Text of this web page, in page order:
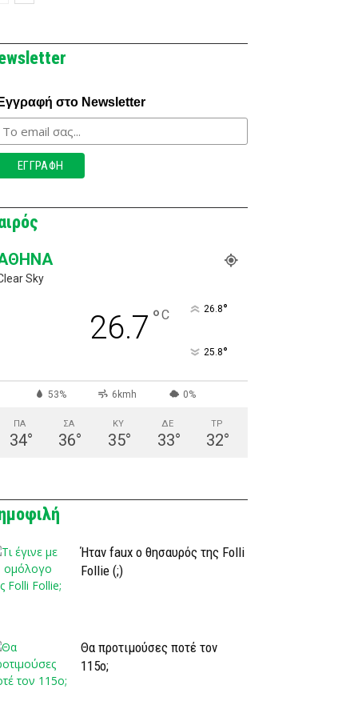
στο Newsletter
Sky
26.7 °C 26.8°
25.8°
53% 6kmh 0%
ΠΑ
34°
ΣΑ
36°
ΚΥ
35°
ΔΕ
33°
ΤΡ
32°
Ήταν faux ο θησαυρός της Folli
Follie (;)
Θα προτιμούσες ποτέ τον
115ο;